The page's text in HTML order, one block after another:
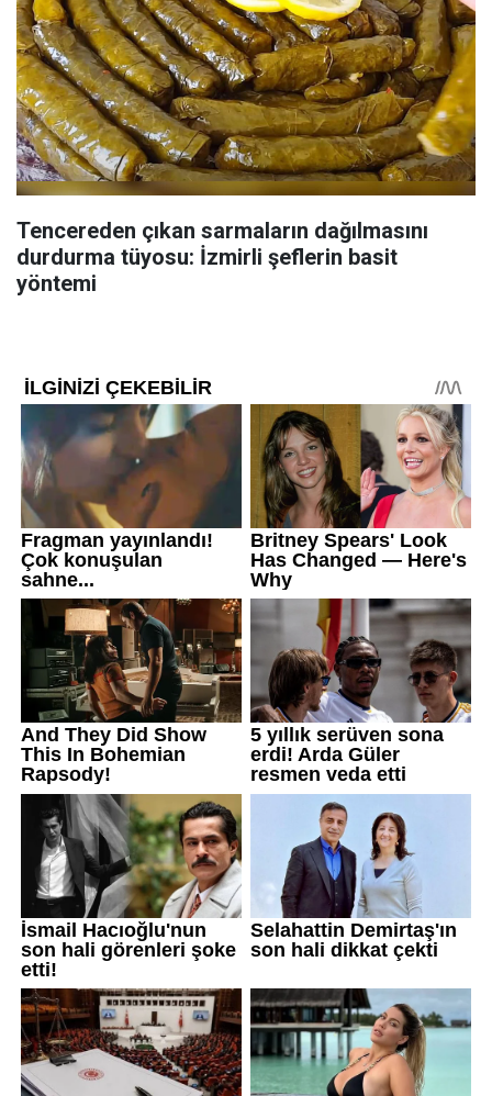
Tencereden çıkan sarmaların dağılmasını
durdurma tüyosu: İzmirli şeflerin basit
yöntemi